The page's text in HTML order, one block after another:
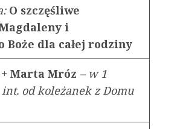
O szczęśliwe
i
Boże dla całej rodziny
Marta Mróz – w 1
od koleżanek z Domu